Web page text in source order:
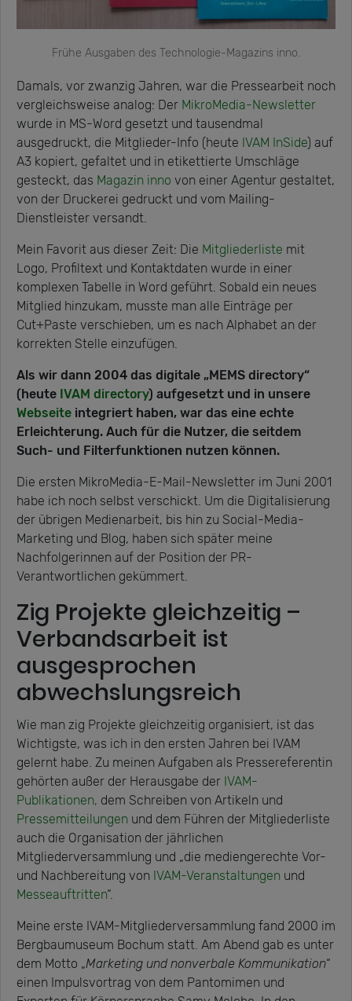
Frühe Ausgaben des Technologie-Magazins inno.
Damals, vor zwanzig Jahren, war die Pressearbeit noch
vergleichsweise analog: Der MikroMedia-Newsletter
wurde in MS-Word gesetzt und tausendmal
ausgedruckt, die Mitglieder-Info (heute IVAM InSide) auf
A3 kopiert, gefaltet und in etikettierte Umschläge
gesteckt, das Magazin inno von einer Agentur gestaltet,
von der Druckerei gedruckt und vom Mailing-
Dienstleister versandt.
Mein Favorit aus dieser Zeit: Die Mitgliederliste mit
Logo, Profiltext und Kontaktdaten wurde in einer
komplexen Tabelle in Word geführt. Sobald ein neues
Mitglied hinzukam, musste man alle Einträge per
Cut+Paste verschieben, um es nach Alphabet an der
korrekten Stelle einzufügen.
Als wir dann 2004 das digitale „MEMS directory“
(heute IVAM directory) aufgesetzt und in unsere
Webseite integriert haben, war das eine echte
Erleichterung. Auch für die Nutzer, die seitdem
Such- und Filterfunktionen nutzen können.
Die ersten MikroMedia-E-Mail-Newsletter im Juni 2001
habe ich noch selbst verschickt. Um die Digitalisierung
der übrigen Medienarbeit, bis hin zu Social-Media-
Marketing und Blog, haben sich später meine
Nachfolgerinnen auf der Position der PR-
Verantwortlichen gekümmert.
Zig Projekte gleichzeitig –
Verbandsarbeit ist
ausgesprochen
abwechslungsreich
Wie man zig Projekte gleichzeitig organisiert, ist das
Wichtigste, was ich in den ersten Jahren bei IVAM
gelernt habe. Zu meinen Aufgaben als Pressereferentin
gehörten außer der Herausgabe der IVAM-
Publikationen, dem Schreiben von Artikeln und
Pressemitteilungen und dem Führen der Mitgliederliste
auch die Organisation der jährlichen
Mitgliederversammlung und „die mediengerechte Vor-
und Nachbereitung von IVAM-Veranstaltungen und
Messeauftritten“.
Meine erste IVAM-Mitgliederversammlung fand 2000 im
Bergbaumuseum Bochum statt. Am Abend gab es unter
dem Motto „Marketing und nonverbale Kommunikation“
einen Impulsvortrag von dem Pantomimen und